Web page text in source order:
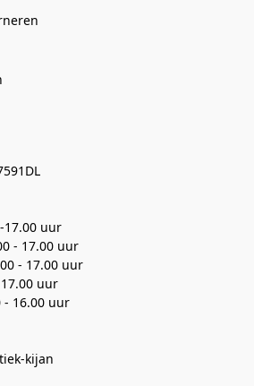
17.00 uur
- 17.00 uur
- 17.00 uur
uur
- 16.00 uur
kijan